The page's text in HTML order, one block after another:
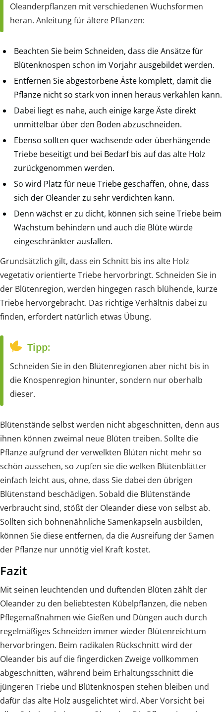
Oleanderpflanzen mit verschiedenen Wuchsformen
heran. Anleitung für ältere Pflanzen:
Beachten Sie beim Schneiden, dass die Ansätze für
Blütenknospen schon im Vorjahr ausgebildet werden.
Entfernen Sie abgestorbene Äste komplett, damit die
Pflanze nicht so stark von innen heraus verkahlen kann.
Dabei liegt es nahe, auch einige karge Äste direkt
unmittelbar über den Boden abzuschneiden.
Ebenso sollten quer wachsende oder überhängende
Triebe beseitigt und bei Bedarf bis auf das alte Holz
zurückgenommen werden.
So wird Platz für neue Triebe geschaffen, ohne, dass
sich der Oleander zu sehr verdichten kann.
Denn wächst er zu dicht, können sich seine Triebe beim
Wachstum behindern und auch die Blüte würde
eingeschränkter ausfallen.
Grundsätzlich gilt, dass ein Schnitt bis ins alte Holz
vegetativ orientierte Triebe hervorbringt. Schneiden Sie in
der Blütenregion, werden hingegen rasch blühende, kurze
Triebe hervorgebracht. Das richtige Verhältnis dabei zu
finden, erfordert natürlich etwas Übung.
Tipp:
Schneiden Sie in den Blütenregionen aber nicht bis in
die Knospenregion hinunter, sondern nur oberhalb
dieser.
Blütenstände selbst werden nicht abgeschnitten, denn aus
ihnen können zweimal neue Blüten treiben. Sollte die
Pflanze aufgrund der verwelkten Blüten nicht mehr so
schön aussehen, so zupfen sie die welken Blütenblätter
einfach leicht aus, ohne, dass Sie dabei den übrigen
Blütenstand beschädigen. Sobald die Blütenstände
verbraucht sind, stößt der Oleander diese von selbst ab.
Sollten sich bohnenähnliche Samenkapseln ausbilden,
können Sie diese entfernen, da die Ausreifung der Samen
der Pflanze nur unnötig viel Kraft kostet.
Fazit
Mit seinen leuchtenden und duftenden Blüten zählt der
Oleander zu den beliebtesten Kübelpflanzen, die neben
Pflegemaßnahmen wie Gießen und Düngen auch durch
regelmäßiges Schneiden immer wieder Blütenreichtum
hervorbringen. Beim radikalen Rückschnitt wird der
Oleander bis auf die fingerdicken Zweige vollkommen
abgeschnitten, während beim Erhaltungsschnitt die
jüngeren Triebe und Blütenknospen stehen bleiben und
dafür das alte Holz ausgelichtet wird. Aber Vorsicht bei